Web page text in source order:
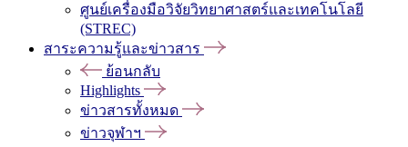
ศูนย์เครื่องมือวิจัยวิทยาศาสตร์และเทคโนโลยี
(STREC)
สาระความรู้และข่าวสาร
ย้อนกลับ
Highlights
ข่าวสารทั้งหมด
ข่าวจุฬาฯ